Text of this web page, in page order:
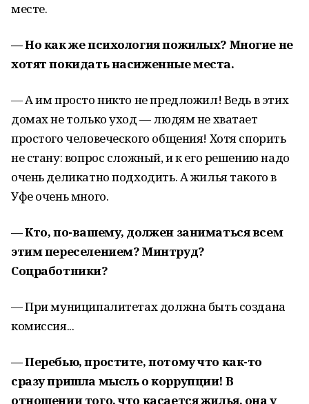
месте.
— Но как же психология пожилых? Многие не
хотят покидать насиженные места.
— А им просто никто не предложил! Ведь в этих
домах не только уход — людям не хватает
простого человеческого общения! Хотя спорить
не стану: вопрос сложный, и к его решению надо
очень деликатно подходить. А жилья такого в
Уфе очень много.
— Кто, по-вашему, должен заниматься всем
этим переселением? Минтруд?
Соцработники?
— При муниципалитетах должна быть создана
комиссия...
— Перебью, простите, потому что как-то
сразу пришла мысль о коррупции! В
отношении того, что касается жилья, она у